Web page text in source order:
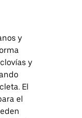
y
y
El
el